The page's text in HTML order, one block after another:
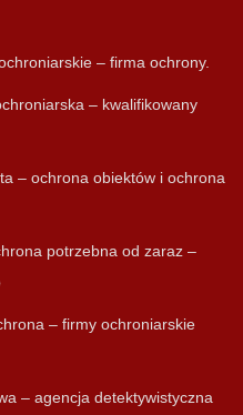
– firma ochrony.
– kwalifikowany
– ochrona obiektów i ochrona
potrzebna od zaraz –
– firmy ochroniarskie
– agencja detektywistyczna